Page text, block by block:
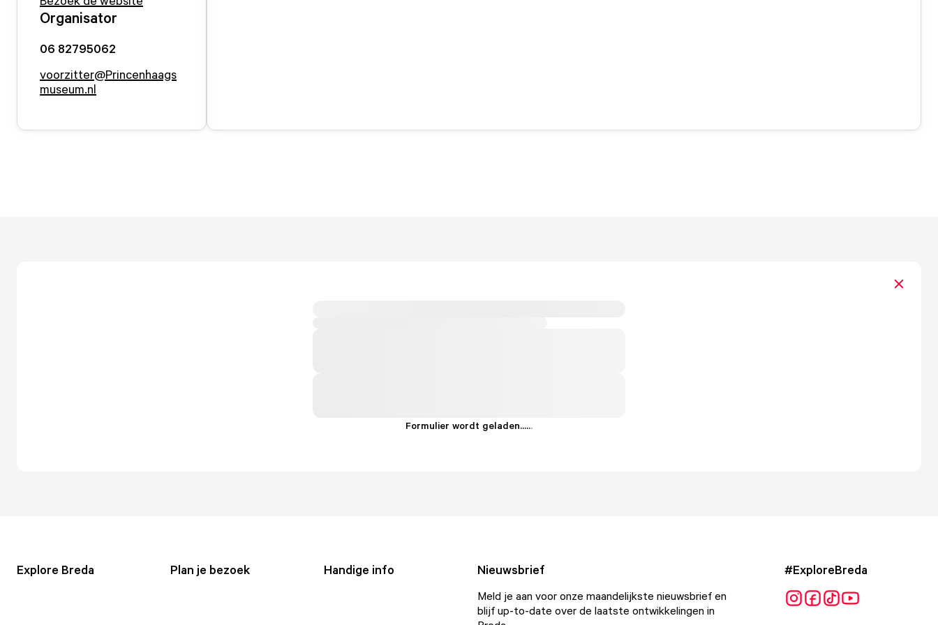
Organisator
06 82795062
voorzitter@Princenhaags
museum.nl
Formulier wordt geladen......
Explore Breda Plan je bezoek Handige info Nieuwsbrief
Meld je aan voor onze maandelijkste nieuwsbrief en
blijf up-to-date over de laatste ontwikkelingen in
#ExploreBreda